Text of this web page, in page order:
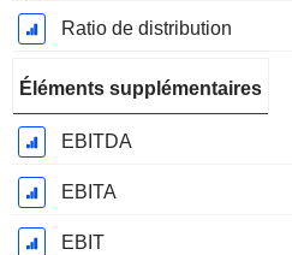
Ratio de distribution
Éléments supplémentaires
EBITDA
EBITA
EBIT